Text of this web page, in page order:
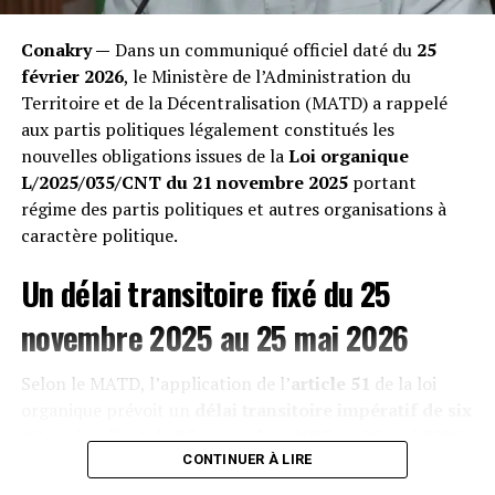
« Nous perdons nos bêtes les unes après les autres.
Quand on les ouvre après leur mort, leur estomac est
transformé en un bloc compact de sacs plastiques
impossibles à digérer », témoigne un éleveur impuissant
rencontré lors de notre enquête. Les vétérinaires
confirment une hausse exponentielle des occlusions
intestinales mortelles, décimant une économie pastorale
déjà fragile. »
Conakry — Dans un communiqué officiel daté du 25
février 2026, le Ministère de l’Administration du
Territoire et de la Décentralisation (MATD) a rappelé
aux partis politiques légalement constitués les
nouvelles obligations issues de laLoi organique
L/2025/035/CNT du 21 novembre 2025portant
régime des partis politiques et autres organisations à
caractère politique.
Un délai transitoire fixé du 25
novembre 2025 au 25 mai 2026
Selon le MATD, l’application de l’article 51 de la loi
(6) mois, allant du25 novembre 2025 au 25 mai 2026
afin de permettre aux formations politiques de se
CONTINUER À LIRE